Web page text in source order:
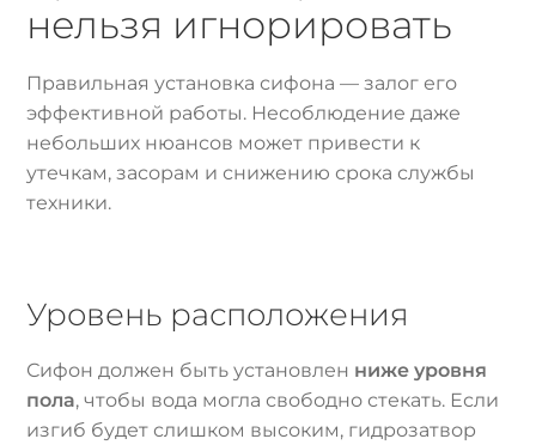
нельзя игнорировать
Правильная установка сифона — залог его
эффективной работы. Несоблюдение даже
небольших нюансов может привести к
утечкам, засорам и снижению срока службы
техники.
Уровень расположения
Сифон должен быть установлен ниже уровня
пола, чтобы вода могла свободно стекать. Если
изгиб будет слишком высоким, гидрозатвор